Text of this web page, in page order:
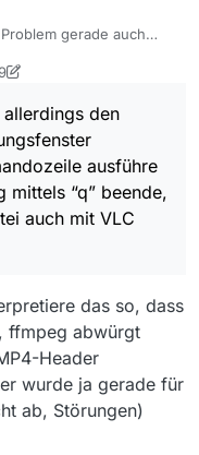
auch
als ts-Datei
nochmal mp4
nicht.
wie er von MV im
wird, über die
und die Aufzeichnung
lässt sich die
mit VLC abspielen.
den
ausführe
“q” beende,
auch mit VLC
das so, dass
ffmpeg abwürgt
Header
wurde ja gerade für
ab, Störungen)